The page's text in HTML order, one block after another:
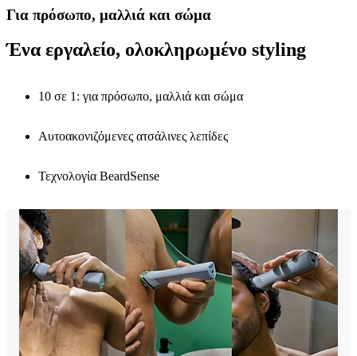
Για πρόσωπο, μαλλιά και σώμα
Ένα εργαλείο, ολοκληρωμένο styling
10 σε 1: για πρόσωπο, μαλλιά και σώμα
Aυτοακονιζόμενες ατσάλινες λεπίδες
Τεχνολογία BeardSense